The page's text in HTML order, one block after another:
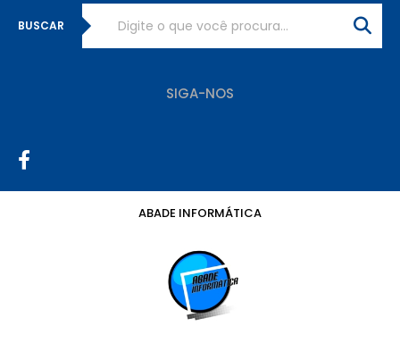
BUSCAR
SIGA-NOS
ABADE INFORMÁTICA